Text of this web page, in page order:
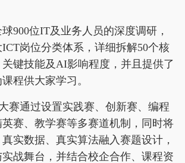
900位IT及业务人员的深度调研，
岗位分类体系，详细拆解50个核
键技能及AI影响程度，并且提供了
程供大家学习。
赛通过设置实践赛、创新赛、编程
赛、教学赛等多赛道机制，同时将
实数据、真实算法融入赛题设计，
战舞台，并结合校企合作、课程资